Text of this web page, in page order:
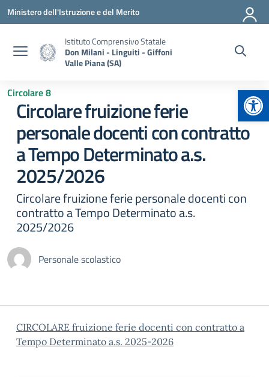
Vai ai contenuti
Vai al menu di navigazione
Vai al footer
Ministero dell'Istruzione e del Merito
Istituto Comprensivo Statale
Don Milani - Linguiti - Giffoni
Valle Piana (SA)
Circolare 8
Circolare fruizione ferie
personale docenti con contratto
a Tempo Determinato a.s.
2025/2026
Circolare fruizione ferie personale docenti con
contratto a Tempo Determinato a.s.
2025/2026
Personale scolastico
CIRCOLARE fruizione ferie docenti con contratto a
Tempo Determinato a.s. 2025-2026